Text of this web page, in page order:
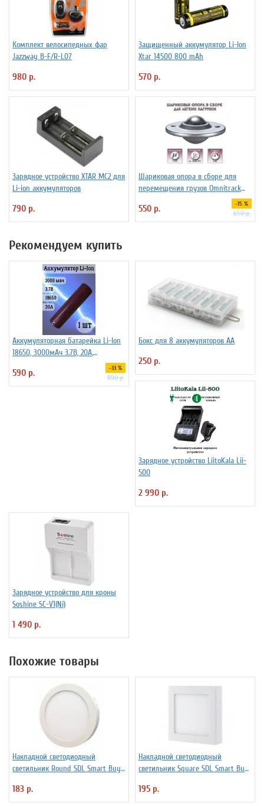
Комплект велосипедных фар
Jazzway B-F/R-L07
980 р.
Защищенный аккумулятор Li-Ion
Xtar 14500 800 mAh
570 р.
Зарядное устройство XTAR MC2 для
Li-ion аккумуляторов
790 р.
Шариковая опора в сборе для
перемещения грузов Omnitrack
550 р. -15 %
650 р.
Рекомендуем купить
Аккумуляторная батарейка Li-Ion
18650, 3000мАч 3.7В, 20A,
высокомощный, незащищенный
590 р. -33 %
890 р.
Бокс для 8 аккумуляторов АА
250 р.
Зарядное устройство LiitoKala Lii-
500
2 990 р.
Зарядное устройство для кроны
Soshine SC-V1(Ni)
1 490 р.
Похожие товары
Накладной светодиодный
светильник Round SDL Smart Buy
183 р.
Накладной светодиодный
светильник Square SDL Smart Buy
195 р.